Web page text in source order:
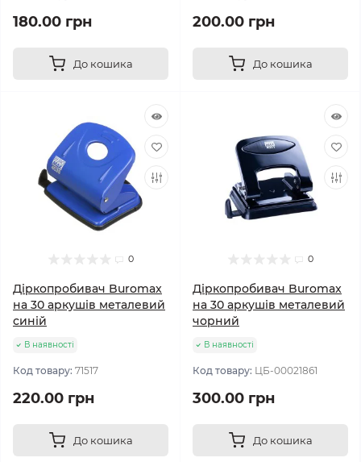
180.00 грн
До кошика
200.00 грн
До кошика
0
Діркопробивач Buromax
на 30 аркушів металевий
синій
В наявності
Код товару: 71517
220.00 грн
До кошика
0
Діркопробивач Buromax
на 30 аркушів металевий
чорний
В наявності
Код товару: ЦБ-00021861
300.00 грн
До кошика